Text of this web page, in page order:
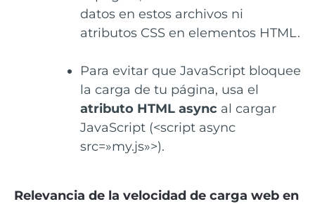
datos en estos archivos ni
atributos CSS en elementos HTML.
Para evitar que JavaScript bloquee
la carga de tu página, usa el
atributo HTML async al cargar
JavaScript (<script async
src=»my.js»>).
Relevancia de la velocidad de carga web en